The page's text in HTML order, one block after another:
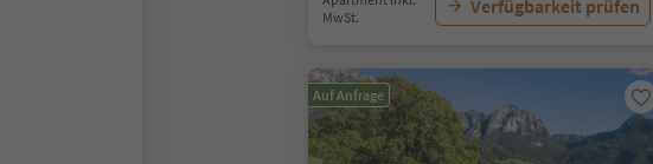
MwSt.
Verfügbarkeit prüfen
Auf Anfrage